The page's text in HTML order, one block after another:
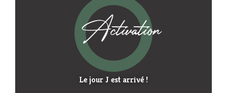
Activation
Le jour J est arrivé !